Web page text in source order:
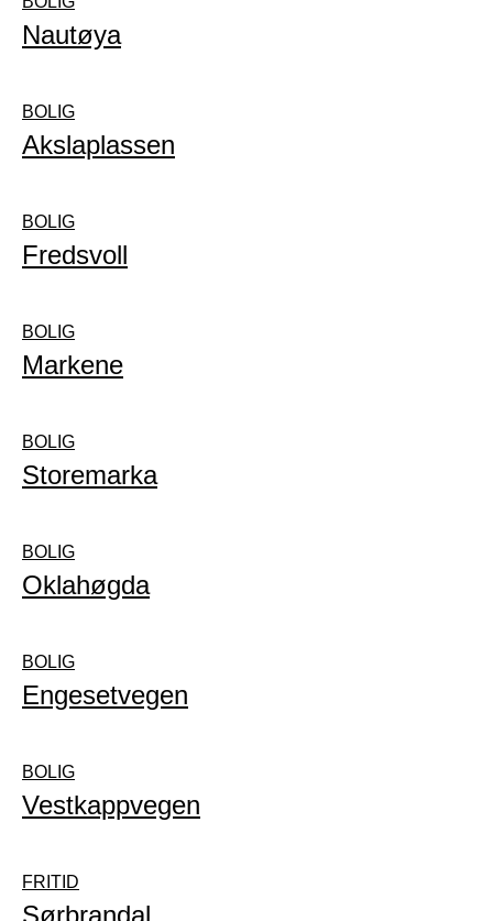
Nautøya
BOLIG
Akslaplassen
BOLIG
Fredsvoll
BOLIG
Markene
BOLIG
Storemarka
BOLIG
Oklahøgda
BOLIG
Engesetvegen
BOLIG
Vestkappvegen
FRITID
Sørbrandal